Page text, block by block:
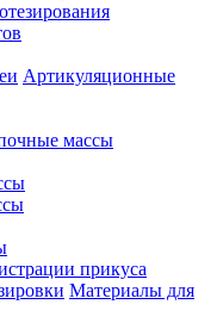
Артикуляционные
массы
прикуса
Материалы для